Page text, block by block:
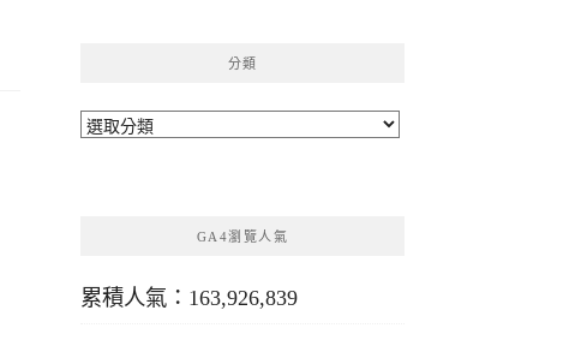
分類
分
GA4瀏覽人氣
累積人氣：163,926,839